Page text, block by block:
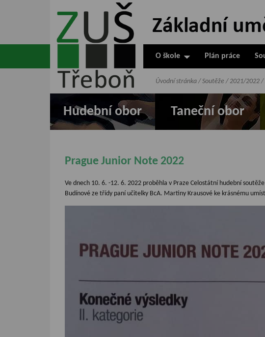
ZUŠ Třeboň -
Základní
umělecká škola
O škole Plán práce
Hudební obor Taneční obor
Úvodní stránka / Soutěže / 2021/2022 /
Prague Junior Note 2022
Ve dnech 10. 6. -12. 6. 2022 proběhla v Praze Celostátní hudební
Budínové ze třídy paní učitelky BcA. Martiny Krausové ke krásnému